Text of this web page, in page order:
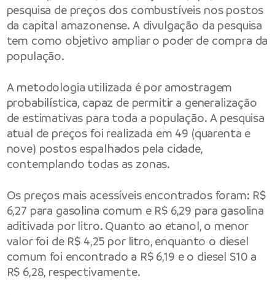
pesquisa de preços dos combustíveis nos postos
da capital amazonense. A divulgação da pesquisa
tem como objetivo ampliar o poder de compra da
população.
A metodologia utilizada é por amostragem
probabilística, capaz de permitir a generalização
de estimativas para toda a população. A pesquisa
atual de preços foi realizada em 49 (quarenta e
nove) postos espalhados pela cidade,
contemplando todas as zonas.
Os preços mais acessíveis encontrados foram: R$
6,27 para gasolina comum e R$ 6,29 para gasolina
aditivada por litro. Quanto ao etanol, o menor
valor foi de R$ 4,25 por litro, enquanto o diesel
comum foi encontrado a R$ 6,19 e o diesel S10 a
R$ 6,28, respectivamente.